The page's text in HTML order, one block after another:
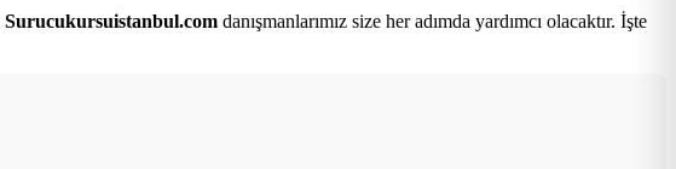
Surucukursuistanbul.com danışmanlarımız size her adımda yardımcı olacaktır. İşte